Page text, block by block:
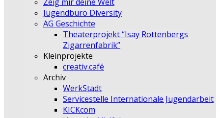
Jugendbüro Diversity
AG Geschichte
Theaterprojekt “Isay Rottenbergs
Zigarrenfabrik”
Kleinprojekte
creativ.café
Archiv
WerkStadt
Servicestelle Internationale Jugendarbeit
KICKcom